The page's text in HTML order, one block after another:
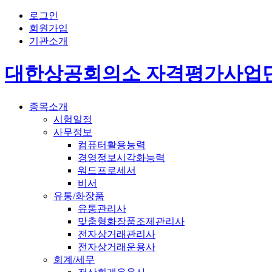
로그인
회원가입
기관소개
대한상공회의소 자격평가사업
종목소개
시험일정
사무정보
컴퓨터활용능력
경영정보시각화능력
워드프로세서
비서
유통/화장품
유통관리사
맞춤형화장품조제관리사
전자상거래관리사
전자상거래운용사
회계/세무